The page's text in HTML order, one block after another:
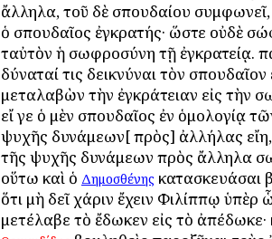
ἄλληλα, τοῦ δὲ σπουδαίου συμφωνεῖ,
ὁ σπουδαῖος ἐγκρατής· ὥστε οὐδὲ
ταὐτὸν ἡ σωφροσύνη τῇ ἐγκρατείᾳ.
δύναταί τις δεικνύναι τὸν
μεταλαβὼν τὴν ἐγκράτειαν εἰς τὴν
εἴ γε ὁ μὲν σπουδαῖος ἐν ὁμολογίᾳ
ψυχῆς δυνάμεων[ πρὸς] ἀλλήλας
τῆς ψυχῆς δυνάμεων πρὸς ἄλληλα
οὕτω καὶ ὁ Δημοσθένης κατασκευάσαι
ὅτι μὴ δεῖ χάριν ἔχειν Φιλίππῳ ὑπὲρ
μετέλαβε τὸ ἔδωκεν εἰς τὸ ἀπέδωκε·